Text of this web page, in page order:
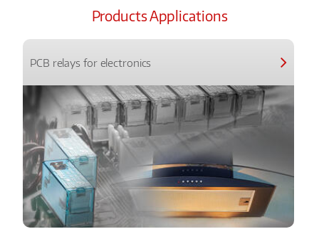
Products Applications
PCB relays for electronics